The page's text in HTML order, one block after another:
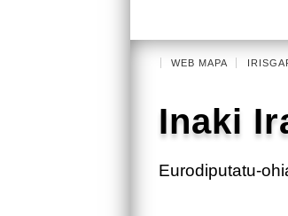
WEB MAPA
Inaki
Eurodiputatu-